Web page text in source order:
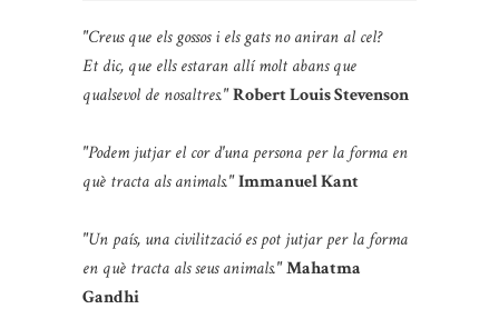
"Creus que els gossos i els gats no aniran al cel?
Et dic, que ells estaran allí molt abans que
qualsevol de nosaltres."Robert Louis Stevenson
"Podem jutjar el cor d'una persona per la forma en
què tracta als animals."Immanuel Kant
"Un país, una civilització es pot jutjar per la forma
en què tracta als seus animals."Mahatma
Gandhi